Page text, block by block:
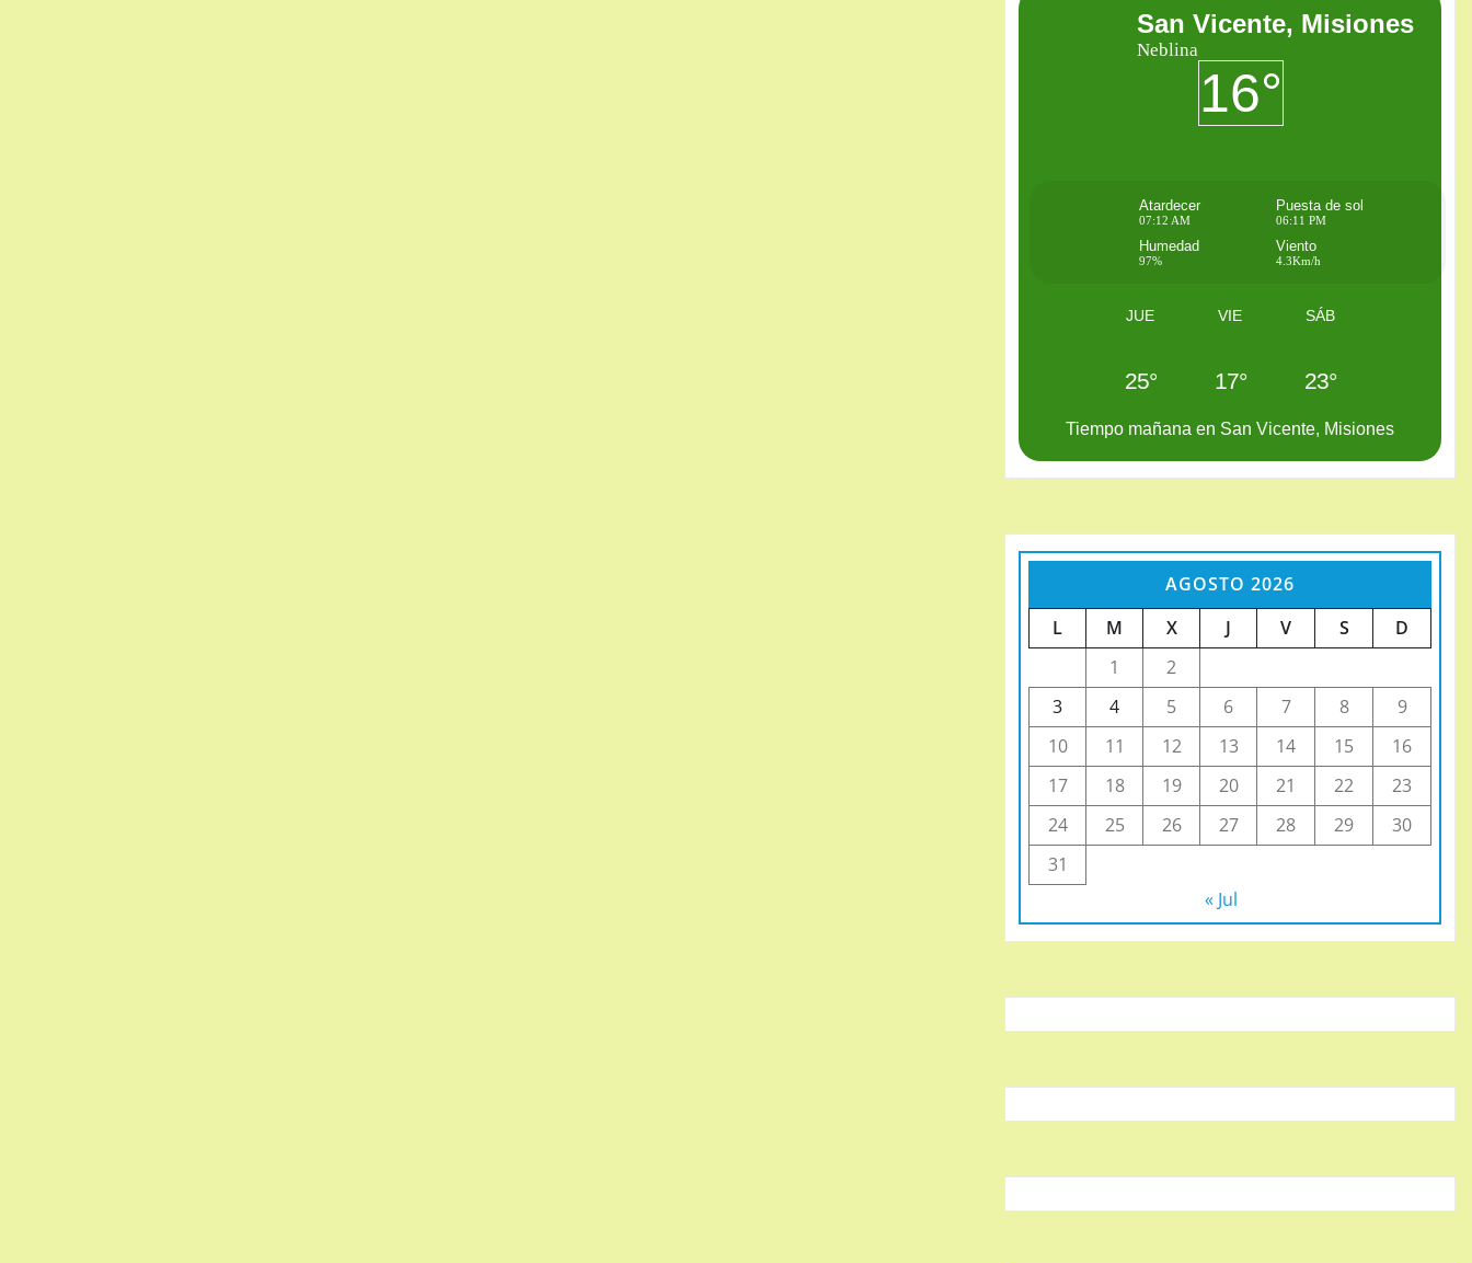
San Vicente, Misiones
Neblina
16°
Atardecer
07:12 AM
Puesta de sol
06:11 PM
Humedad
97%
Viento
4.3Km/h
JUE
25°
VIE
17°
SÁB
23°
Tiempo mañana en San Vicente, Misiones
AGOSTO 2026
L
M X J V S
D
1
2
3
4 5 6 7 8
9
10
11 12 13 14 15
16
17
18 19 20 21 22
23
24
25 26 27 28 29
30
31
« Jul